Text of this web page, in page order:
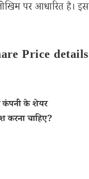
पर आधारित है।
Price
के शेयर
करना चाहिए?